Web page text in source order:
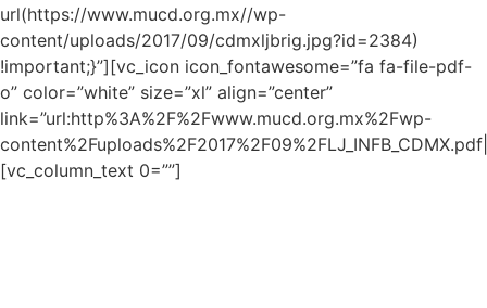
url(https://www.mucd.org.mx//wp-
content/uploads/2017/09/cdmxljbrig.jpg?id=2384)
!important;}”][vc_icon icon_fontawesome=”fa fa-file-pdf-
o” color=”white” size=”xl” align=”center”
link=”url:http%3A%2F%2Fwww.mucd.org.mx%2Fwp-
[vc_column_text 0=””]